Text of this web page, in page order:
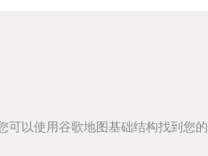
可以使用谷歌地图基础结构找到您的